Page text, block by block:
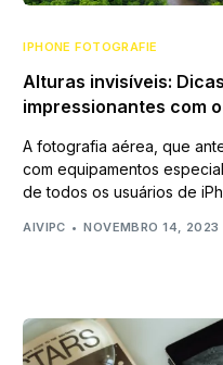
IPHONE FOTOGRAFIE
Alturas invisíveis:
impressionantes com
A fotografia aérea, que
com equipamentos
de todos os usuários de
AIVIPC NOVEMBRO 14, 2023